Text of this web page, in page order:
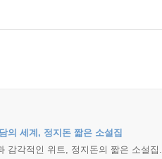
의 세계, 정지돈 짧은 소설집
감각적인 위트, 정지돈의 짧은 소설